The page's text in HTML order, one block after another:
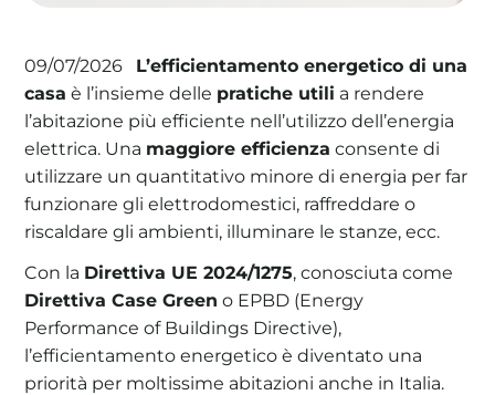
09/07/2026
L’efficientamento energetico di una
casa è l’insieme delle pratiche utili a rendere
l’abitazione più efficiente nell’utilizzo dell’energia
elettrica. Una maggiore efficienza consente di
utilizzare un quantitativo minore di energia per far
funzionare gli elettrodomestici, raffreddare o
riscaldare gli ambienti, illuminare le stanze, ecc.
Con la Direttiva UE 2024/1275, conosciuta come
Direttiva Case Green o EPBD (Energy
Performance of Buildings Directive),
l’efficientamento energetico è diventato una
priorità per moltissime abitazioni anche in Italia.